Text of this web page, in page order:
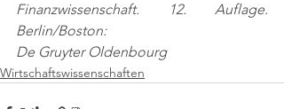
Finanzwissenschaft. 12. Auflage.
Berlin/Boston:
De Gruyter Oldenbourg
Wirtschaftswissenschaften